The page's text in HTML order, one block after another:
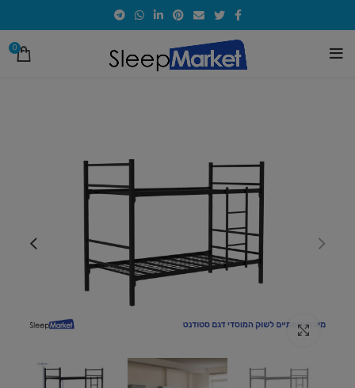
0
לחץ להגדלת התמונה